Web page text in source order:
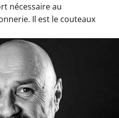
nécessaire au
Il est le couteaux